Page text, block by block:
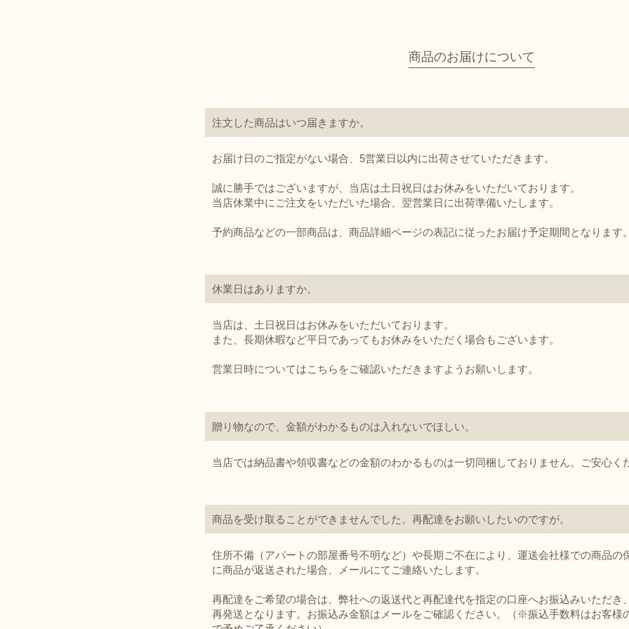
商品のお届けについて
注文した商品はいつ届きますか。
お届け日のご指定がない場合、5営業日以内に出荷させていただきます。
誠に勝手ではございますが、当店は土日祝日はお休みをいただいております。
当店休業中にご注文をいただいた場合、翌営業日に出荷準備いたします。
予約商品などの一部商品は、商品詳細ページの表記に従ったお届け予定期間となります
休業日はありますか。
当店は、土日祝日はお休みをいただいております。
また、長期休暇など平日であってもお休みをいただく場合もございます。
営業日時についてはこちら をご確認いただきますようお願いします。
贈り物なので、金額がわかるものは入れないでほしい。
当店では納品書や領収書などの金額のわかるものは一切同梱しておりません。ご安心く
商品を受け取ることができませんでした。再配達をお願いしたいのですが。
住所不備（アパートの部屋番号不明など）や長期ご不在により、運送会社様での商品の
に商品が返送された場合、メールにてご連絡いたします。
再配達をご希望の場合は、弊社への返送代と再配達代を指定の口座へお振込みいただき
再発送となります。お振込み金額はメールをご確認ください。（※振込手数料はお客様